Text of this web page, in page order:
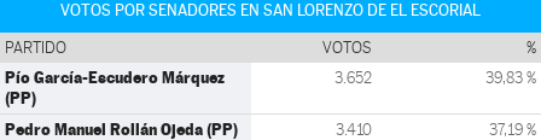
VOTOS POR SENADORES EN SAN LORENZO DE EL ESCORIAL
PARTIDO VOTOS %
Pío García-Escudero Márquez
(PP)
3.652 39,83 %
Pedro Manuel Rollán Ojeda (PP) 3.410 37,19 %